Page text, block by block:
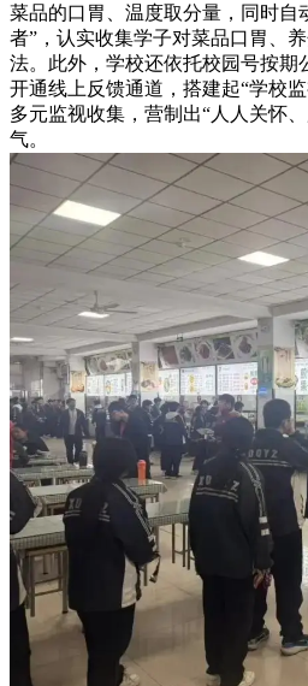
菜品的口胃、温度取分量，同时自
者”，认实收集学子对菜品口胃、
法。此外，学校还依托校园号按期
开通线上反馈通道，搭建起“学校
多元监视收集，营制出“人人关怀
气。